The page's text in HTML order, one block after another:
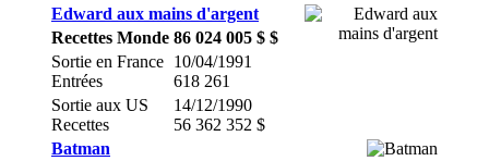
Edward aux mains d'argent
Recettes Monde 86 024 005 $ $
Sortie en France
Entrées
10/04/1991
618 261
Sortie aux US
Recettes
14/12/1990
56 362 352 $
Batman